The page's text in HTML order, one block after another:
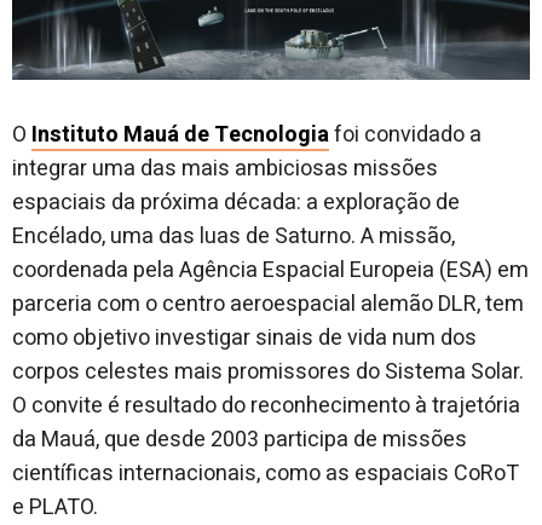
O Instituto Mauá de Tecnologiafoi convidado a
integrar uma das mais ambiciosas missões
espaciais da próxima década: a exploração de
Encélado, uma das luas de Saturno. A missão,
coordenada pela Agência Espacial Europeia (ESA) em
parceria com o centro aeroespacial alemão DLR, tem
como objetivo investigar sinais de vida num dos
corpos celestes mais promissores do Sistema Solar.
O convite é resultado do reconhecimento à trajetória
da Mauá, que desde 2003 participa de missões
científicas internacionais, como as espaciais CoRoT
e PLATO.